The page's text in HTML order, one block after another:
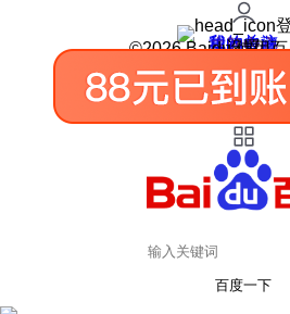
我的关注
我的收藏
皮肤中心
用户反馈
设置
©2026 Baidu 使用
百度一下